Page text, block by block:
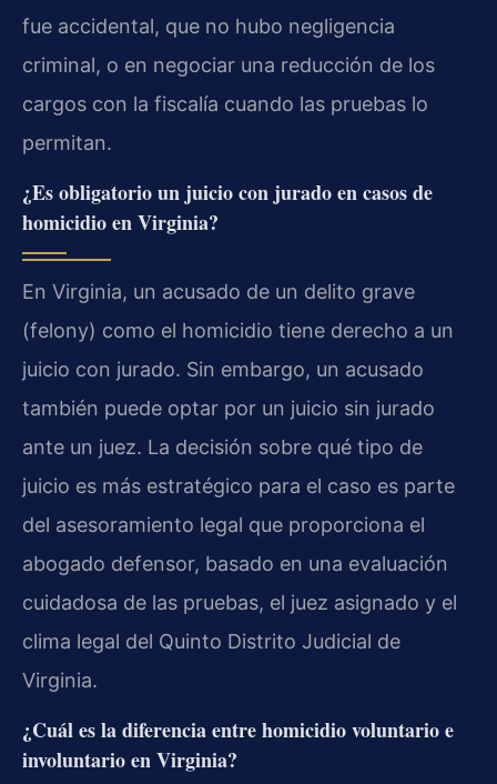
fue accidental, que no hubo negligencia
criminal, o en negociar una reducción de los
cargos con la fiscalía cuando las pruebas lo
permitan.
¿Es obligatorio un juicio con jurado en casos de
homicidio en Virginia?
En Virginia, un acusado de un delito grave
(felony) como el homicidio tiene derecho a un
juicio con jurado. Sin embargo, un acusado
también puede optar por un juicio sin jurado
ante un juez. La decisión sobre qué tipo de
juicio es más estratégico para el caso es parte
del asesoramiento legal que proporciona el
abogado defensor, basado en una evaluación
cuidadosa de las pruebas, el juez asignado y el
clima legal del Quinto Distrito Judicial de
Virginia.
¿Cuál es la diferencia entre homicidio voluntario e
involuntario en Virginia?